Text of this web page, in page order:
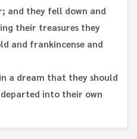
and they fell down and
their treasures they
and frankincense and
a dream that they should
into their own